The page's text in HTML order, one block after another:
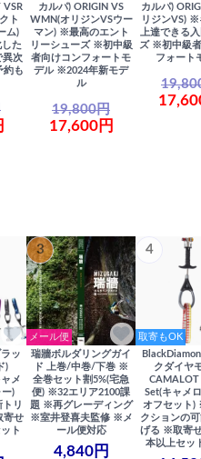
VSR
ト
ム)
た
異次
約も
カルパ) ORIGIN VS
WMN(オリジンVSウー
マン) ※最高のエント
リーシューズ ※初中級
者向けコンフォートモ
デル ※2024年新モデ
ル
19,800円
17,600円
カルパ)
リジンVS) ※
上達できる
ズ ※初中級
フォート
ッ
)
メ
ー)
リ
寄せ
ト
3
メール便
瑞牆ボルダリングガイ
ド 上巻/中巻/下巻 ※
全巻セット割5%(宅急
便) ※32エリア2100課
題 ※再グレーディング
※室井登喜夫監修 ※メ
ール便対応
4,840円
4
取寄もOK
クダイヤ
Set(キャメ
オフセット)
クションの
げる ※取寄
本以上セッ